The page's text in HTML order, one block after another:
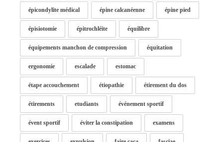
épicondylite médical épine calcanéenne épine pied
épisiotomie épitrochléite équilibre
équipements manchon de compression équitation
ergonomie escalade estomac
étape accouchement étiopathie étirement du dos
étirements etudiants événement sportif
évent sportif éviter la constipation examens